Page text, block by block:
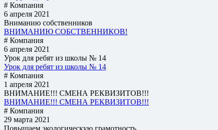
# Компания
6 апреля 2021
Вниманию собственников
ВНИМАНИЮ СОБСТВЕННИКОВ!
# Компания
6 апреля 2021
Урок для ребят из школы № 14
Урок для ребят из школы № 14
# Компания
1 апреля 2021
ВНИМАНИЕ!!! СМЕНА РЕКВИЗИТОВ!!!
ВНИМАНИЕ!!! СМЕНА РЕКВИЗИТОВ!!!
# Компания
29 марта 2021
Повышаем экологическую грамотность